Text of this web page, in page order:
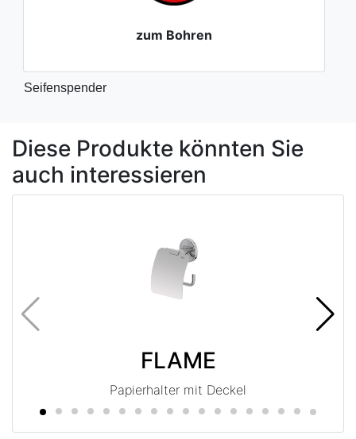
zum Bohren
Seifenspender
Diese Produkte könnten Sie
auch interessieren
FLAME
Papierhalter mit Deckel